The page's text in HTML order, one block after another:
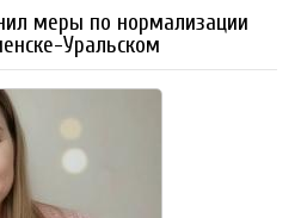
меры по нормализации
Уральском